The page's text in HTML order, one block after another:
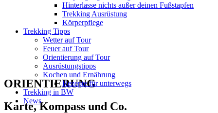
Hinterlasse nichts außer deinen Fußstapfen
Trekking Ausrüstung
Körperpflege
Trekking Tipps
Wetter auf Tour
Feuer auf Tour
Orientierung auf Tour
Ausrüstungstipps
Kochen und Ernährung
Rezepte für unterwegs
Trekking in BW
News
ORIENTIERUNG
Karte, Kompass und Co.